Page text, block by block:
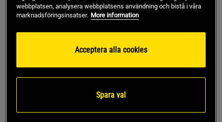
Lägg i varukorgen
SKU #SETOPTIMUMWHEYOPTIWOMEN
webbplatsen, analysera webbplatsens användning och bistå i våra
marknadsföringsinsatser. More information
Acceptera alla cookies
Spara val